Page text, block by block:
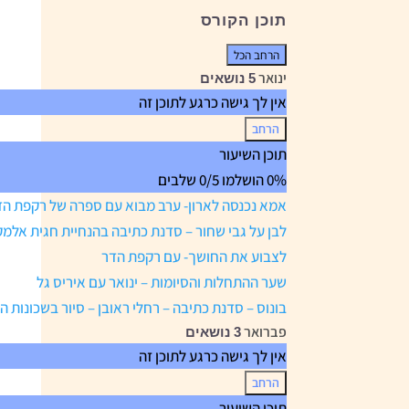
תוכן הקורס
הרחב הכל
שיעוריםינואר5 נושאים
אין לך גישה כרגע לתוכן זה
הרחב
ינואר
תוכן השיעור
0% הושלמו
0/5 שלבים
אמא נכנסה לארון- ערב מבוא עם ספרה של רקפת
לבן על גבי שחור – סדנת כתיבה בהנחיית חגית
לצבוע את החושך- עם רקפת הדר
שער ההתחלות והסיומות – ינואר עם איריס גל
בונוס – סדנת כתיבה – רחלי ראובן – סיור בשכונות
פברואר3 נושאים
אין לך גישה כרגע לתוכן זה
הרחב
פברואר